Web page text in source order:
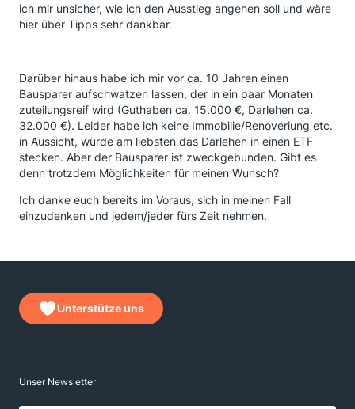
ich mir unsicher, wie ich den Ausstieg angehen soll und wäre
hier über Tipps sehr dankbar.
Darüber hinaus habe ich mir vor ca. 10 Jahren einen
Bausparer aufschwatzen lassen, der in ein paar Monaten
zuteilungsreif wird (Guthaben ca. 15.000 €, Darlehen ca.
32.000 €). Leider habe ich keine Immobilie/Renoveriung etc.
in Aussicht, würde am liebsten das Darlehen in einen ETF
stecken. Aber der Bausparer ist zweckgebunden. Gibt es
denn trotzdem Möglichkeiten für meinen Wunsch?
Ich danke euch bereits im Voraus, sich in meinen Fall
einzudenken und jedem/jeder fürs Zeit nehmen.
Unterstütze uns